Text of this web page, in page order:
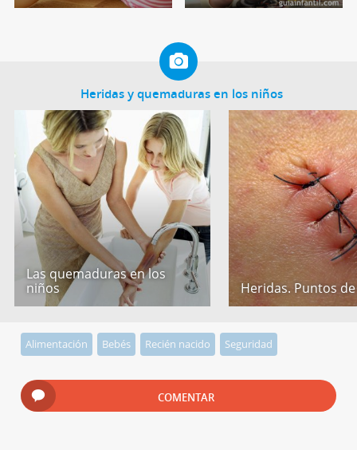
Heridas y quemaduras en los niños
Las quemaduras en los
niños
Heridas. Puntos
Alimentación Bebés Recién nacido Seguridad
COMENTAR